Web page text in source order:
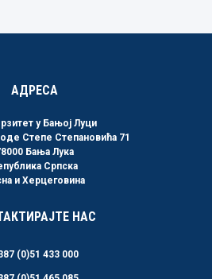
АДРЕСА
у Бањој Луци
Степе Степановића 71
Бања Лука
Српска
и Херцеговина
НАС
(0)51 433 000